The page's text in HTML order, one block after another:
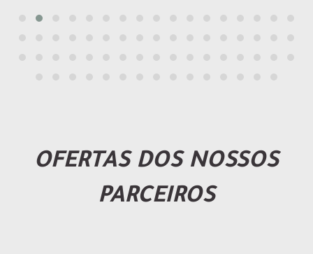
OFERTAS DOS NOSSOS
PARCEIROS